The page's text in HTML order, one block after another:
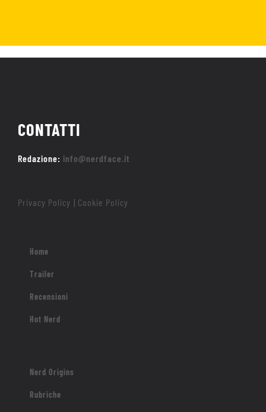
CONTATTI
Redazione: info@nerdface.it
Privacy Policy Cookie Policy
Home
Trailer
Recensioni
Hot Nerd
Nerd Origins
Rubriche